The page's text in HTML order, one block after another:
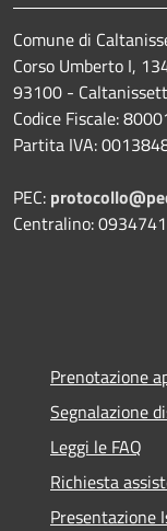
Comune di
Corso Umberto I,
93100 -
Codice Fiscale:
Partita IVA:
PEC:
Centralino:
Prenotazione
Segnalazione
Leggi le FAQ
Richiesta
Presentazione